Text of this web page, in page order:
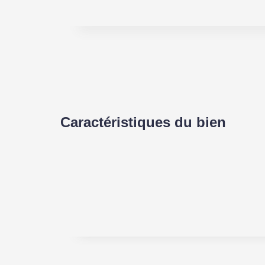
Caractéristiques du bien